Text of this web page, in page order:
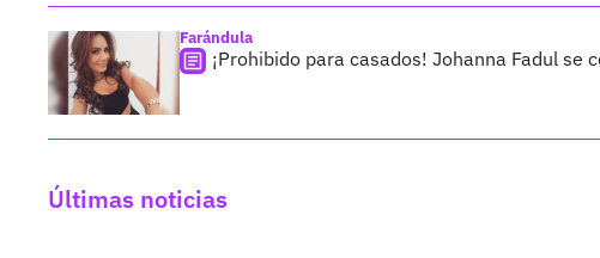
Farándula
¡Prohibido para casados! Johanna Fadul se
Últimas noticias